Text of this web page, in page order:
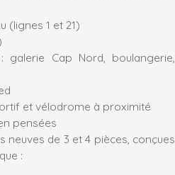
(lignes 1 et 21)
Cap Nord, boulangerie,
et vélodrome à proximité
pensées
de 3 et 4 pièces, conçues
: